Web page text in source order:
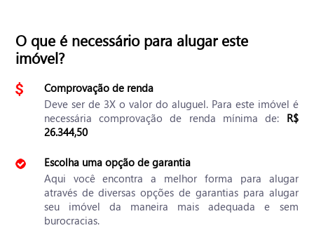
O que é necessário para alugar este
imóvel?
Comprovação de renda
Deve ser de 3X o valor do aluguel. Para este imóvel é
necessária comprovação de renda mínima de: R$
26.344,50
Escolha uma opção de garantia
Aqui você encontra a melhor forma para alugar
através de diversas opções de garantias para alugar
seu imóvel da maneira mais adequada e sem
burocracias.